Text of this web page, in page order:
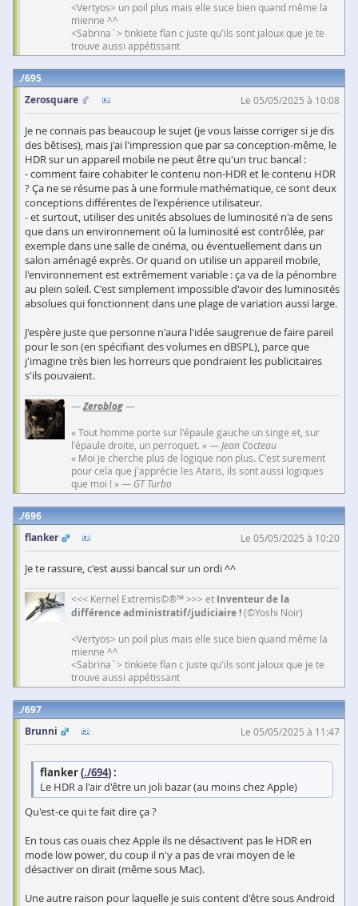
<Vertyos> un poil plus mais elle suce bien quand même la
mienne ^^
<Sabrina`> tinkiete flan c juste qu'ils sont jaloux que je te
trouve aussi appétissant
695
Zerosquare
Le 05/05/2025 à 10:08
Je ne connais pas beaucoup le sujet (je vous laisse corriger si je dis
des bêtises), mais j'ai l'impression que par sa conception-même, le
HDR sur un appareil mobile ne peut être qu'un truc bancal :
- comment faire cohabiter le contenu non-HDR et le contenu HDR
? Ça ne se résume pas à une formule mathématique, ce sont deux
conceptions différentes de l'expérience utilisateur.
- et surtout, utiliser des unités absolues de luminosité n'a de sens
que dans un environnement où la luminosité est contrôlée, par
exemple dans une salle de cinéma, ou éventuellement dans un
salon aménagé exprès. Or quand on utilise un appareil mobile,
l'environnement est extrêmement variable : ça va de la pénombre
au plein soleil. C'est simplement impossible d'avoir des luminosités
absolues qui fonctionnent dans une plage de variation aussi large.
J'espère juste que personne n'aura l'idée saugrenue de faire pareil
pour le son (en spécifiant des volumes en dBSPL), parce que
j'imagine très bien les horreurs que pondraient les publicitaires
s'ils pouvaient.
—Zeroblog—
« Tout homme porte sur l'épaule gauche un singe et, sur
l'épaule droite, un perroquet. » —Jean Cocteau
« Moi je cherche plus de logique non plus. C'est surement
pour cela que j'apprécie les Ataris, ils sont aussi logiques
que moi ! » — GT Turbo
696
flanker
Le 05/05/2025 à 10:20
Je te rassure, c'est aussi bancal sur un ordi ^^
<<< Kernel Extremis©®™ >>> et Inventeur de la
différence administratif/judiciaire !(©Yoshi Noir)
<Vertyos> un poil plus mais elle suce bien quand même la
mienne ^^
<Sabrina`> tinkiete flan c juste qu'ils sont jaloux que je te
trouve aussi appétissant
697
Brunni
Le 05/05/2025 à 11:47
flanker (./694) :
Le HDR a l'air d'être un joli bazar (au moins chez Apple)
Qu'est-ce qui te fait dire ça ?
En tous cas ouais chez Apple ils ne désactivent pas le HDR en
mode low power, du coup il n'y a pas de vrai moyen de le
désactiver on dirait (même sous Mac).
Une autre raison pour laquelle je suis content d'être sous Android